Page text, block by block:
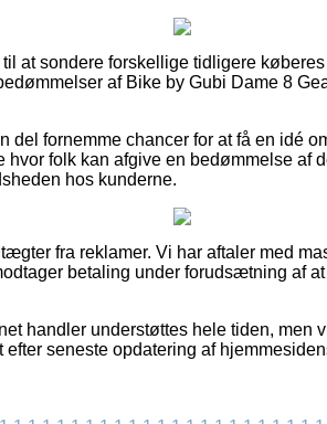
at sondere forskellige tidligere
af Bike by Gubi Dame 8
del fornemme chancer for at få en idé
folk kan afgive en bedømmelse af
hos kunderne.
fra reklamer. Vi har aftaler med
betaling under forudsætning af
handler understøttes hele tiden, men
seneste opdatering af